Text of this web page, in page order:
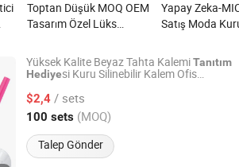
Toptan Düşük MOQ OEM
Tasarım Özel Lüks
Kurumsal Tanıtım
Özelleştirilmiş Hatıra
İşletme Reklamı için
nedir?
Yapay Zeka-
Satış Moda
Özel
Etkinlik Düğün
Yüksek Kalite Beyaz Tahta KalemiTanıtım
Hediyesi Kuru Silinebilir Kalem Ofis
$2,4 / sets
100 sets (MOQ)
Talep Gönder
Co., Ltd.
Fiyat 2025